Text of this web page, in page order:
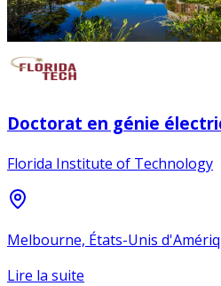
Doctorat en génie
Florida Institute of Technology
Melbourne, États-Unis
Lire la suite